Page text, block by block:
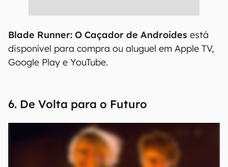
Blade Runner: O Caçador de Androides está
disponível para compra ou aluguel em Apple TV,
Google Play e YouTube.
6. De Volta para o Futuro